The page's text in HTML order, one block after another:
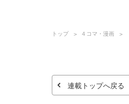
トップ ４コマ・漫画
連載トップへ戻る